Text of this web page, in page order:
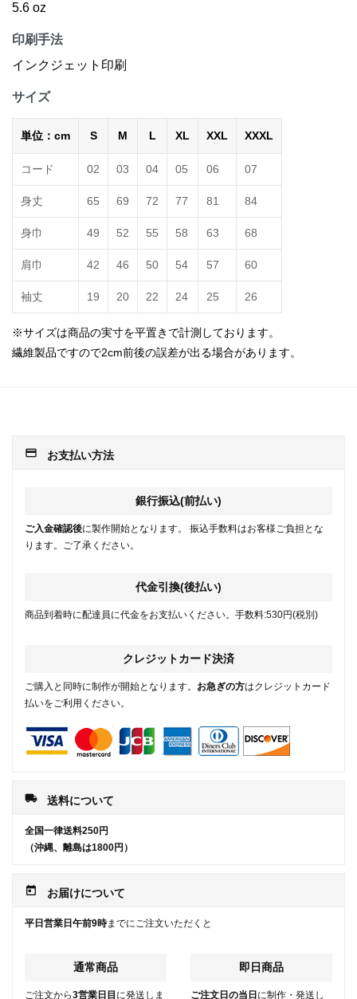
5.6 oz
印刷手法
インクジェット印刷
サイズ
単位：cm S M L XL XXL XXXL
コード 02 03 04 05 06 07
身丈 65 69 72 77 81 84
身巾 49 52 55 58 63 68
肩巾 42 46 50 54 57 60
袖丈 19 20 22 24 25 26
※サイズは商品の実寸を平置きで計測しております。
繊維製品ですので2cm前後の誤差が出る場合があります。
payment お支払い方法
銀行振込(前払い)
ご入金確認後に製作開始となります。 振込手数料はお客様ご負担とな
ります。ご了承ください。
代金引換(後払い)
商品到着時に配達員に代金をお支払いください。手数料:530円(税別)
クレジットカード決済
ご購入と同時に制作が開始となります。 お急ぎの方はクレジットカード
払いをご利用ください。
local_shipping 送料について
全国一律送料250円
（沖縄、離島は1800円）
today お届けについて
平日営業日午前9時までにご注文いただくと
通常商品
ご注文から3営業日目 に発送しま
即日商品
ご注文日の当日 に制作・発送し